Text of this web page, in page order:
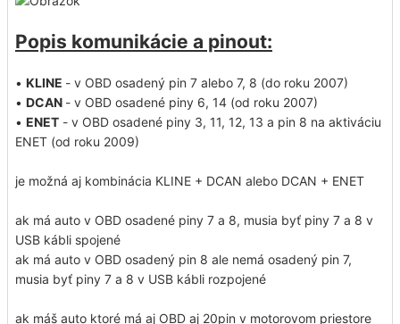
Popis komunikácie a pinout:
• KLINE - v OBD osadený pin 7 alebo 7, 8 (do roku 2007)
• DCAN - v OBD osadené piny 6, 14 (od roku 2007)
• ENET - v OBD osadené piny 3, 11, 12, 13 a pin 8 na aktiváciu
ENET (od roku 2009)
je možná aj kombinácia KLINE + DCAN alebo DCAN + ENET
ak má auto v OBD osadené piny 7 a 8, musia byť piny 7 a 8 v
USB kábli spojené
ak má auto v OBD osadený pin 8 ale nemá osadený pin 7,
musia byť piny 7 a 8 v USB kábli rozpojené
ak máš auto ktoré má aj OBD aj 20pin v motorovom priestore